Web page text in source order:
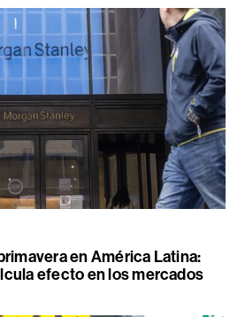
en América Latina:
efecto en los mercados